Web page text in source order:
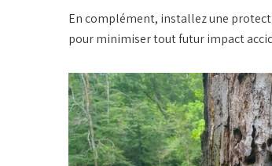
En complément, installez une
pour minimiser tout futur impact